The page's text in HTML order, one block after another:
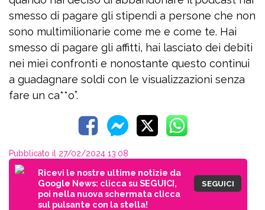
smesso di pagare gli stipendi a persone che non
sono multimilionarie come me e come te. Hai
smesso di pagare gli affitti, hai lasciato dei debiti
nei miei confronti e nonostante questo continui
a guadagnare soldi con le visualizzazioni senza
fare un ca**o”.
Pubblicato il 27/02/2024 13:08
Ricevi le nostre ultime notizie da
Google News: clicca su SEGUICI,
poi nella nuova schermata clicca
sul pulsante con la stella!
SEGUICI